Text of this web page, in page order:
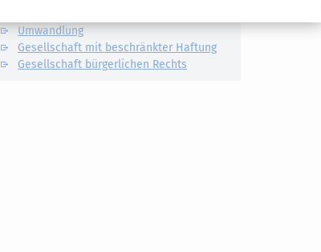
Umwandlung
Gesellschaft mit beschränkter Haftung
Gesellschaft bürgerlichen Rechts